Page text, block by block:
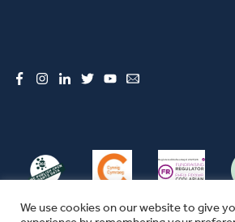
We use cookies on our website to give